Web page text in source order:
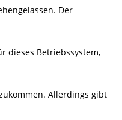
Der
dieses Betriebssystem,
Allerdings gibt